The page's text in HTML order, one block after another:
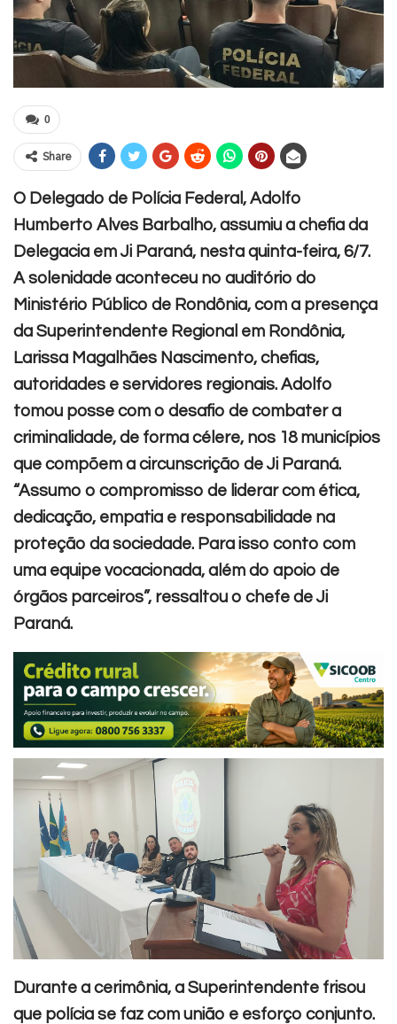
0
Share
O Delegado de Polícia Federal, Adolfo
Humberto Alves Barbalho, assumiu a chefia da
Delegacia em Ji Paraná, nesta quinta-feira, 6/7.
A solenidade aconteceu no auditório do
Ministério Público de Rondônia, com a presença
da Superintendente Regional em Rondônia,
Larissa Magalhães Nascimento, chefias,
autoridades e servidores regionais. Adolfo
tomou posse com o desafio de combater a
criminalidade, de forma célere, nos 18 municípios
que compõem a circunscrição de Ji Paraná.
“Assumo o compromisso de liderar com ética,
dedicação, empatia e responsabilidade na
proteção da sociedade. Para isso conto com
uma equipe vocacionada, além do apoio de
órgãos parceiros”, ressaltou o chefe de Ji
Paraná.
Durante a cerimônia, a Superintendente frisou
que polícia se faz com união e esforço conjunto.